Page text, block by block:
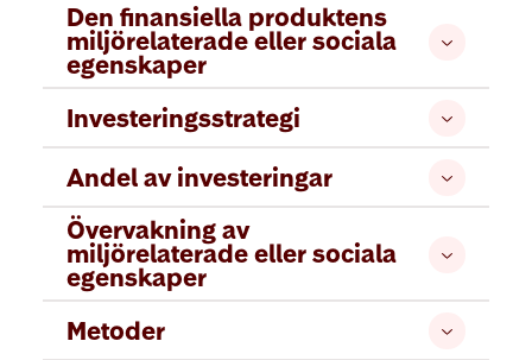
Den finansiella produktens
miljörelaterade eller sociala
egenskaper
Investeringsstrategi
Andel av investeringar
Övervakning av
miljörelaterade eller sociala
egenskaper
Metoder